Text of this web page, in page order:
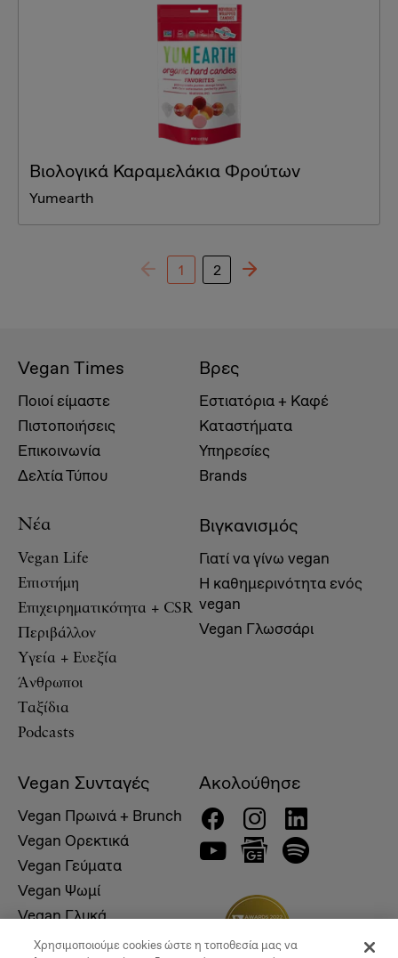
Βιολογικά Καραμελάκια Φρούτων
Yumearth
1 2
Vegan Times
Ποιοί είμαστε
Πιστοποιήσεις
Επικοινωνία
Δελτία Τύπου
Βρες
Εστιατόρια + Καφέ
Καταστήματα
Υπηρεσίες
Brands
Νέα
Vegan Life
Επιστήμη
Επιχειρηματικότητα + CSR
Περιβάλλον
Υγεία + Ευεξία
Άνθρωποι
Ταξίδια
Podcasts
Βιγκανισμός
Γιατί να γίνω vegan
Η καθημερινότητα ενός
vegan
Vegan Γλωσσάρι
Vegan Συνταγές
Vegan Πρωινά + Brunch
Vegan Ορεκτικά
Vegan Γεύματα
Vegan Ψωμί
Vegan Γλυκά
Ακολούθησε
Χρησιμοποιούμε cookies ώστε η τοποθεσία μας να